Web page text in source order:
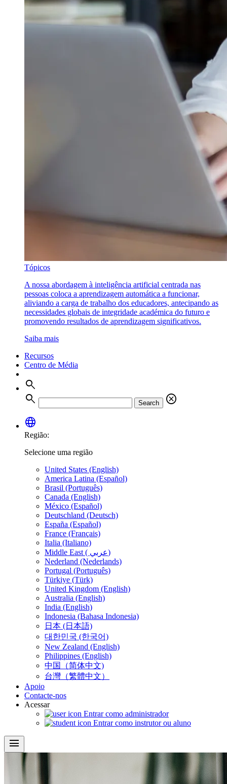
Tópicos
A nossa abordagem à inteligência artificial centrada nas
pessoas coloca a aprendizagem automática a funcionar,
aliviando a carga de trabalho dos educadores, antecipando as
necessidades globais de integridade académica do futuro e
promovendo resultados de aprendizagem significativos.
Saiba mais
Recursos
Centro de Média
search
search
Search
cancel
language
Região:
Selecione uma região
United States (English)
America Latina (Español)
Brasil (Português)
Canada (English)
México (Español)
Deutschland (Deutsch)
España (Español)
France (Français)
Italia (Italiano)
Middle East ( عربي)
Nederland (Nederlands)
Portugal (Português)
Türkiye (Türk)
United Kingdom (English)
Australia (English)
India (English)
Indonesia (Bahasa Indonesia)
日本 (日本語)
대한민국 (한국어)
New Zealand (English)
Philippines (English)
中国（简体中文)
台灣（繁體中文）
Apoio
Contacte-nos
Acessar
Entrar como administrador
Entrar como instrutor ou aluno
menu